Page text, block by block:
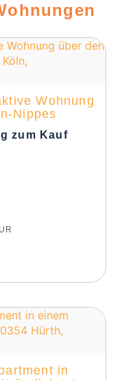
Wohnung
Nippes
zum Kauf
in